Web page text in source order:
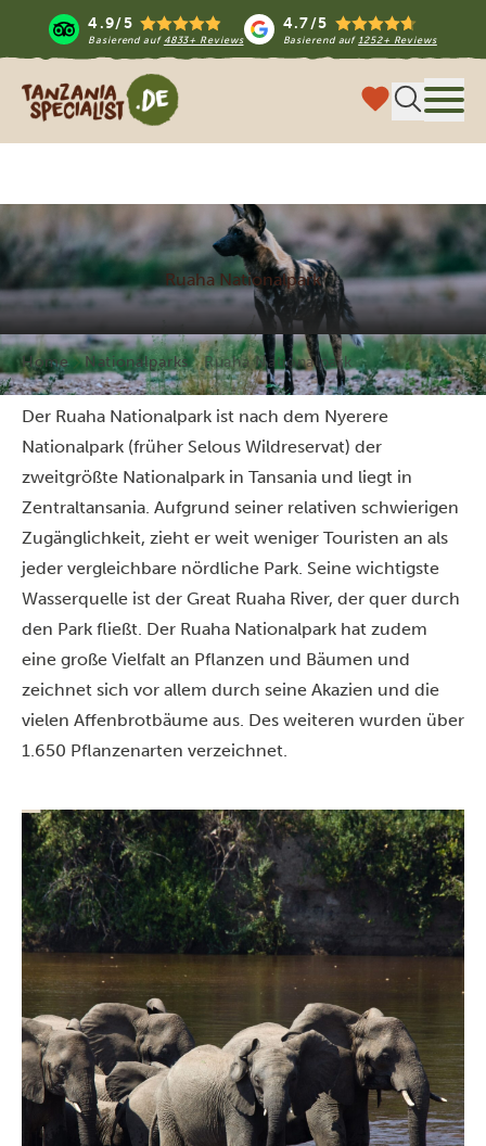
4.9/5
Basierend auf 4833+ Reviews
4.7/5
Basierend auf1252+ Reviews
Tanzania Specialist
Ruaha Nationalpark
Home Nationalparks Ruaha Nationalpark
Der Ruaha Nationalpark ist nach dem Nyerere
Nationalpark (früher Selous Wildreservat) der
zweitgrößte Nationalpark in Tansania und liegt in
Zentraltansania. Aufgrund seiner relativen schwierigen
Zugänglichkeit, zieht er weit weniger Touristen an als
jeder vergleichbare nördliche Park. Seine wichtigste
Wasserquelle ist der Great Ruaha River, der quer durch
den Park fließt. Der Ruaha Nationalpark hat zudem
eine große Vielfalt an Pflanzen und Bäumen und
zeichnet sich vor allem durch seine Akazien und die
vielen Affenbrotbäume aus. Des weiteren wurden über
1.650 Pflanzenarten verzeichnet.